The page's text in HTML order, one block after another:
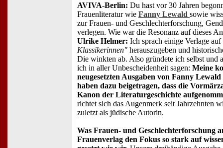
AVIVA-Berlin: Du hast vor 30 Jahren
Frauenliteratur wie Fanny Lewald sowie
zur Frauen- und Geschlechterforschung,
verlegen. Wie war die Resonanz auf dieses
Ulrike Helmer: Ich sprach einige Verlage
Klassikerinnen" herauszugeben und
Die winkten ab. Also gründete ich selbst und
ich in aller Unbescheidenheit sagen: Meine
neugesetzten Ausgaben von Fanny
haben dazu beigetragen, dass die
Kanon der Literaturgeschichte
richtet sich das Augenmerk seit Jahrzehnten
zuletzt als jüdische Autorin.
Was Frauen- und Geschlechterforschung
Frauenverlag den Fokus so stark auf